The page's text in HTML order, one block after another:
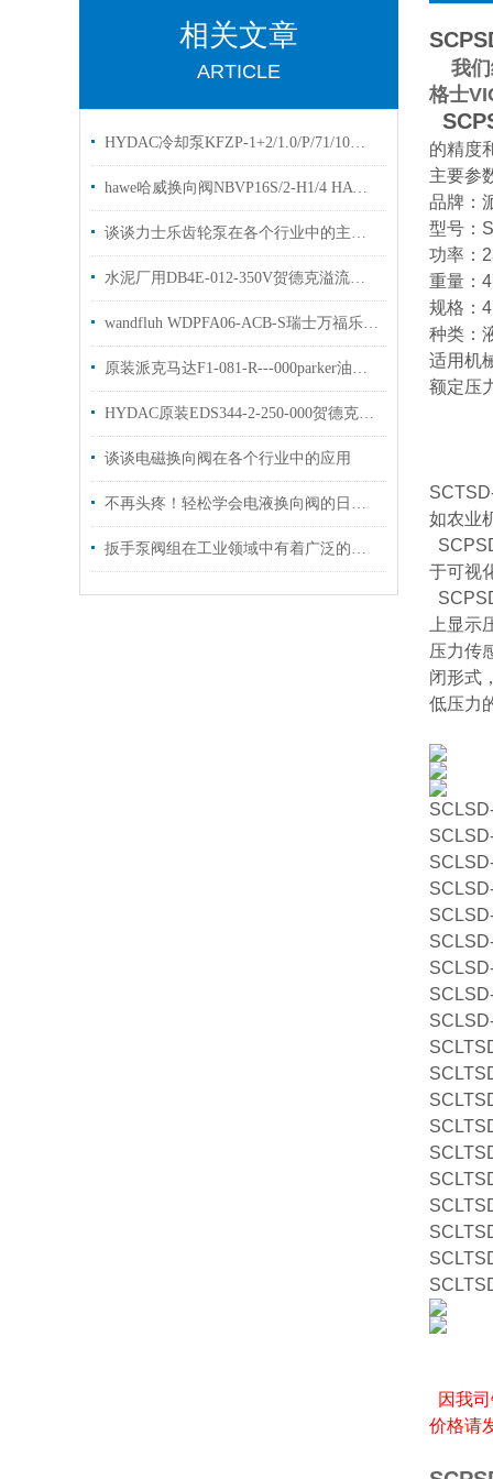
相关文章
ARTICLE
HYDAC冷却泵KFZP-1+2/1.0/P/71/10电机泵优势出售
hawe哈威换向阀NBVP16S/2-H1/4 HAWE两位两通原装
谈谈力士乐齿轮泵在各个行业中的主要作用
水泥厂用DB4E-012-350V贺德克溢流阀有库存 原装发货
wandfluh WDPFA06-ACB-S瑞士万福乐电磁阀库存选购
原装派克马达F1-081-R---000parker油泵选购指南
HYDAC原装EDS344-2-250-000贺德克压力开关
谈谈电磁换向阀在各个行业中的应用
不再头疼！轻松学会电液换向阀的日常保养技巧
扳手泵阀组在工业领域中有着广泛的作用
我们
格士
的精度
主要参
品牌‌：
型号‌：
功率‌：
重量‌：
‌规格‌：4
种类‌：
适用机
额定压
如农业
于可视
上显
压力传
闭形式
低压力
因我
价格请